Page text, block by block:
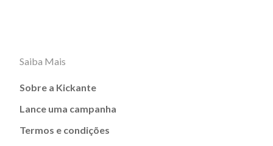
Saiba Mais
Sobre a Kickante
Lance uma campanha
Termos e condições